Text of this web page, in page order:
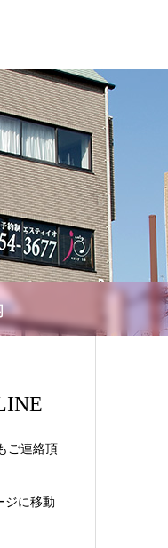
ご連絡頂
ジに移動